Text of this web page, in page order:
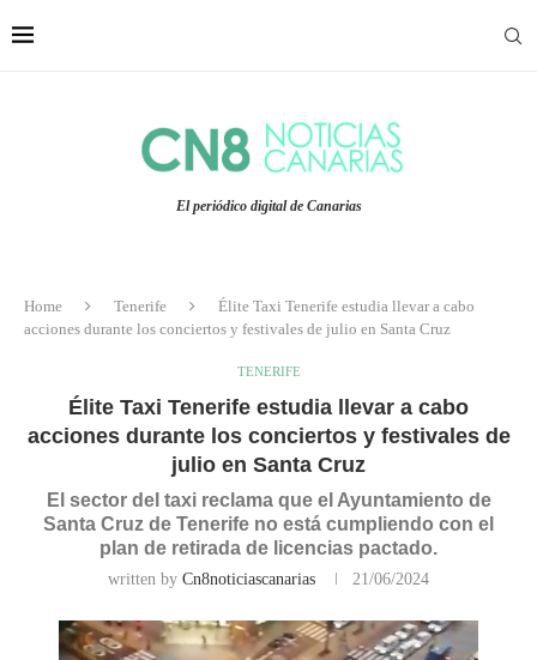
El periódico digital de Canarias
Home Tenerife
Élite Taxi Tenerife estudia llevar a cabo
acciones durante los conciertos y festivales de julio en Santa Cruz
TENERIFE
Élite Taxi Tenerife estudia llevar a cabo
acciones durante los conciertos y festivales de
julio en Santa Cruz
El sector del taxi reclama que el Ayuntamiento de
Santa Cruz de Tenerife no está cumpliendo con el
plan de retirada de licencias pactado.
written by Cn8noticiascanarias 21/06/2024